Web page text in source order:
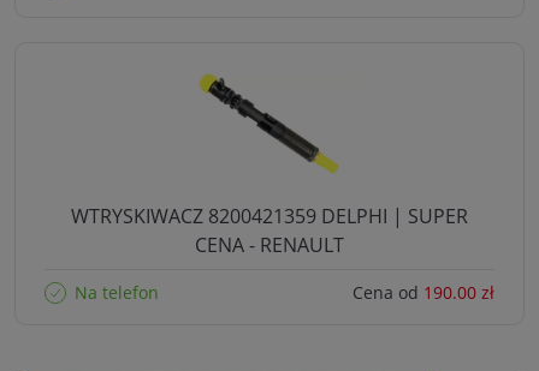
WTRYSKIWACZ 8200421359 DELPHI | SUPER
CENA - RENAULT
Na telefon Cena od 190.00 zł